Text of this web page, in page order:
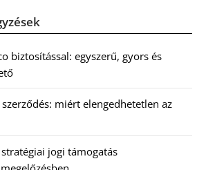
biztosítással: egyszerű, gyors és
miért elengedhetetlen az
jogi támogatás